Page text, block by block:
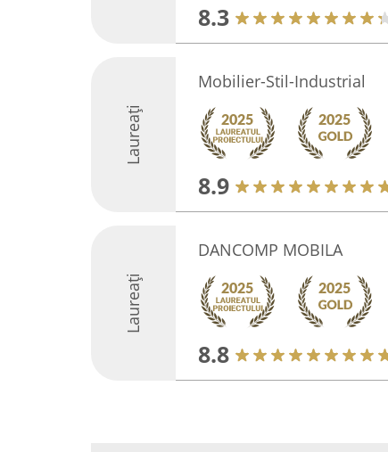
8.3
Laureați
Mobilier-Stil-Industrial
8.9
Laureați
DANCOMP MOBILA
8.8